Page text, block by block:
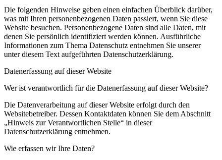
Die folgenden Hinweise geben einen einfachen Überblick darüber,
was mit Ihren personenbezogenen Daten passiert, wenn Sie diese
Website besuchen. Personenbezogene Daten sind alle Daten, mit
denen Sie persönlich identifiziert werden können. Ausführliche
Informationen zum Thema Datenschutz entnehmen Sie unserer
unter diesem Text aufgeführten Datenschutzerklärung.
Datenerfassung auf dieser Website
Wer ist verantwortlich für die Datenerfassung auf dieser Website?
Die Datenverarbeitung auf dieser Website erfolgt durch den
Websitebetreiber. Dessen Kontaktdaten können Sie dem Abschnitt
„Hinweis zur Verantwortlichen Stelle“ in dieser
Datenschutzerklärung entnehmen.
Wie erfassen wir Ihre Daten?